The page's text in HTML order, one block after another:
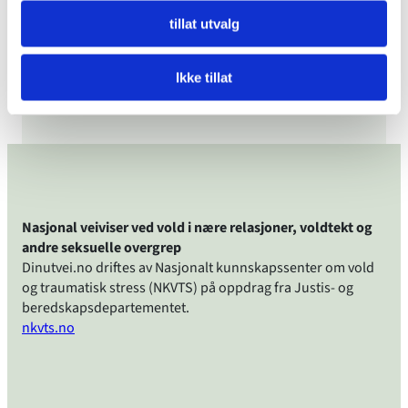
tillat utvalg
Ikke tillat
Har funnet ut at jeg driver med psykisk
Nasjonal veiviser ved vold i nære relasjoner, voldtekt og
andre seksuelle overgrep
Dinutvei.no driftes av Nasjonalt kunnskapssenter om vold
og traumatisk stress (NKVTS) på oppdrag fra Justis- og
beredskapsdepartementet.
nkvts.no